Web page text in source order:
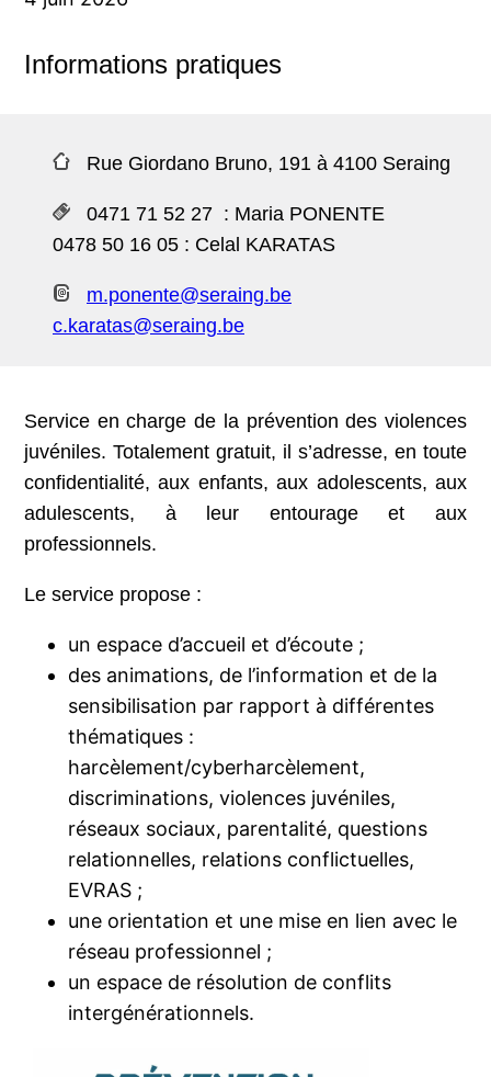
Informations pratiques
Rue Giordano Bruno, 191 à 4100 Seraing
0471 71 52 27 : Maria PONENTE
0478 50 16 05 : Celal KARATAS
m.ponente@seraing.be
c.karatas@seraing.be
Service en charge de la prévention des violences
juvéniles. Totalement gratuit, il s’adresse, en toute
confidentialité, aux enfants, aux adolescents, aux
adulescents, à leur entourage et aux
professionnels.
Le service propose :
un espace d’accueil et d’écoute ;
des animations, de l’information et de la
sensibilisation par rapport à différentes
thématiques :
harcèlement/cyberharcèlement,
discriminations, violences juvéniles,
réseaux sociaux, parentalité, questions
relationnelles, relations conflictuelles,
EVRAS ;
une orientation et une mise en lien avec le
réseau professionnel ;
un espace de résolution de conflits
intergénérationnels.